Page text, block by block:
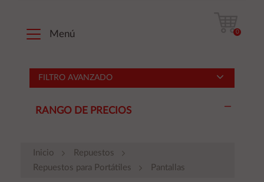
Menú 0
FILTRO AVANZADO
RANGO DE PRECIOS
Inicio
Repuestos
Repuestos para Portátiles
Pantallas